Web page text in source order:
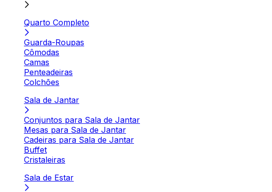
Quarto Completo
Guarda-Roupas
Cômodas
Camas
Penteadeiras
Colchões
Sala de Jantar
Conjuntos para Sala de Jantar
Mesas para Sala de Jantar
Cadeiras para Sala de Jantar
Buffet
Cristaleiras
Sala de Estar